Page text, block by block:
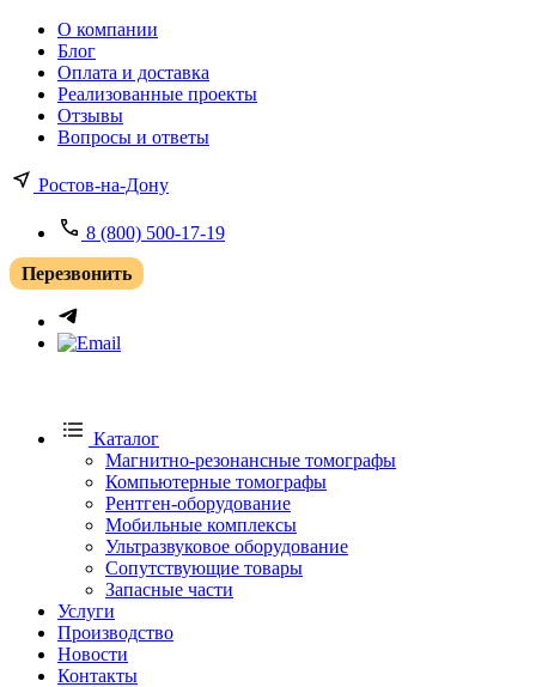
О компании
Блог
Оплата и доставка
Реализованные проекты
Отзывы
Вопросы и ответы
Ростов-на-Дону
8 (800) 500-17-19
Перезвонить
Каталог
Магнитно-резонансные томографы
Компьютерные томографы
Рентген-оборудование
Мобильные комплексы
Ультразвуковое оборудование
Сопутствующие товары
Запасные части
Услуги
Производство
Новости
Контакты